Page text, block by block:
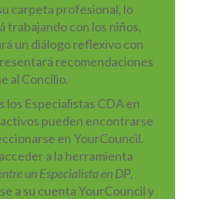
carpeta profesional, lo
trabajando con los niños,
un diálogo reflexivo con
recomendaciones
al Concilio.
los Especialistas CDA en
pueden encontrarse
en YourCouncil.
a la herramienta
un Especialista en DP,
a su cuenta YourCouncil y